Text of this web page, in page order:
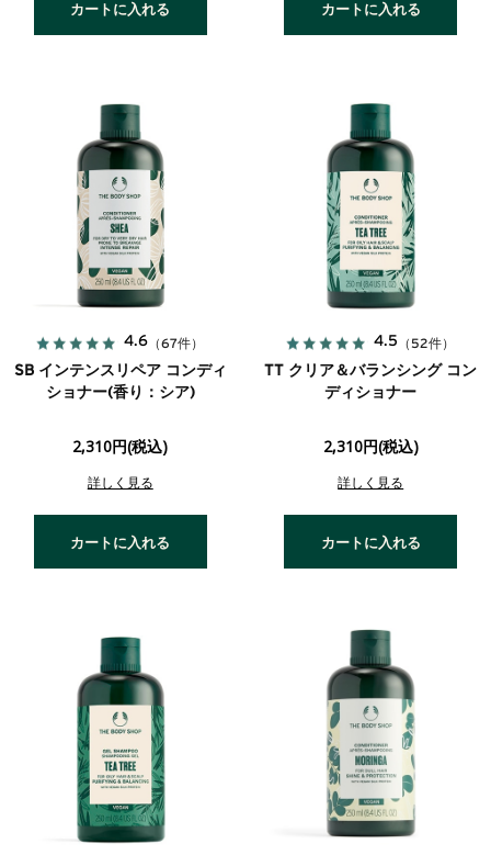
カートに入れる カートに入れる
4.6 （67件）
SB インテンスリペア コンディ
ショナー(香り：シア)
2,310円(税込)
詳しく見る
カートに入れる
4.5 （52件）
TT クリア＆バランシング コン
ディショナー
2,310円(税込)
詳しく見る
カートに入れる